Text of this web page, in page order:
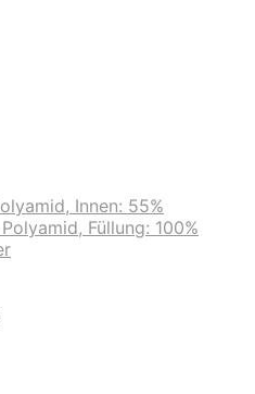
Innen: 55%
Füllung: 100%